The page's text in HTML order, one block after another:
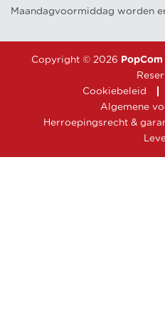
Maandagvoormiddag worden
Copyright © 2026 PopCom
Cookiebeleid
Algemene
Herroepingsrecht &